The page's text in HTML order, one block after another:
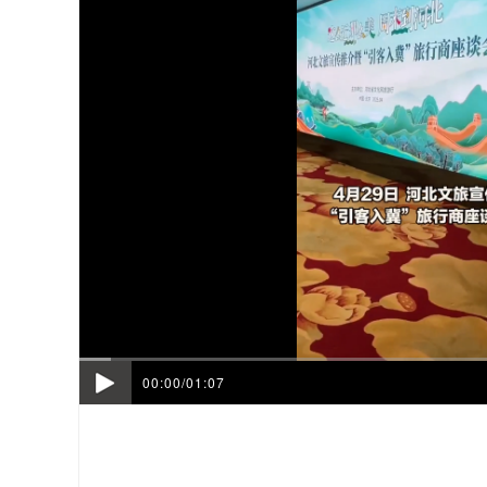
00:00/01:07